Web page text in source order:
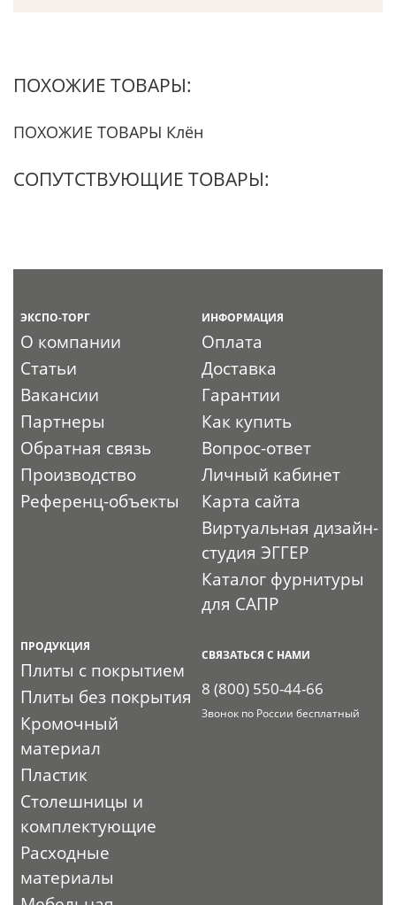
ПОХОЖИЕ ТОВАРЫ:
ПОХОЖИЕ ТОВАРЫ Клён
СОПУТСТВУЮЩИЕ ТОВАРЫ:
ЭКСПО-ТОРГ
О компании
Статьи
Вакансии
Партнеры
Обратная связь
Производство
Референц-объекты
ИНФОРМАЦИЯ
Оплата
Доставка
Гарантии
Как купить
Вопрос-ответ
Личный кабинет
Карта сайта
Виртуальная дизайн-
студия ЭГГЕР
Каталог фурнитуры
для САПР
ПРОДУКЦИЯ
Плиты с покрытием
Плиты без покрытия
Кромочный
материал
Пластик
Столешницы и
комплектующие
Расходные
материалы
СВЯЗАТЬСЯ С НАМИ
8 (800) 550-44-66
Звонок по России бесплатный